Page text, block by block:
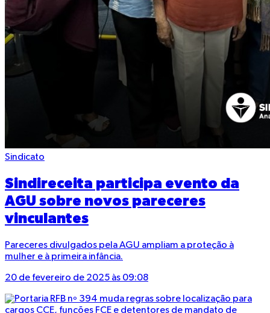
Sindicato
Sindireceita participa evento da
AGU sobre novos pareceres
vinculantes
Pareceres divulgados pela AGU ampliam a proteção à
mulher e à primeira infância.
20 de fevereiro de 2025 às 09:08